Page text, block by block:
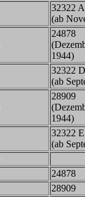
32322 A
(ab
24878
1944)
32322 D
(ab
28909
1944)
32322 E
(ab
24878
28909